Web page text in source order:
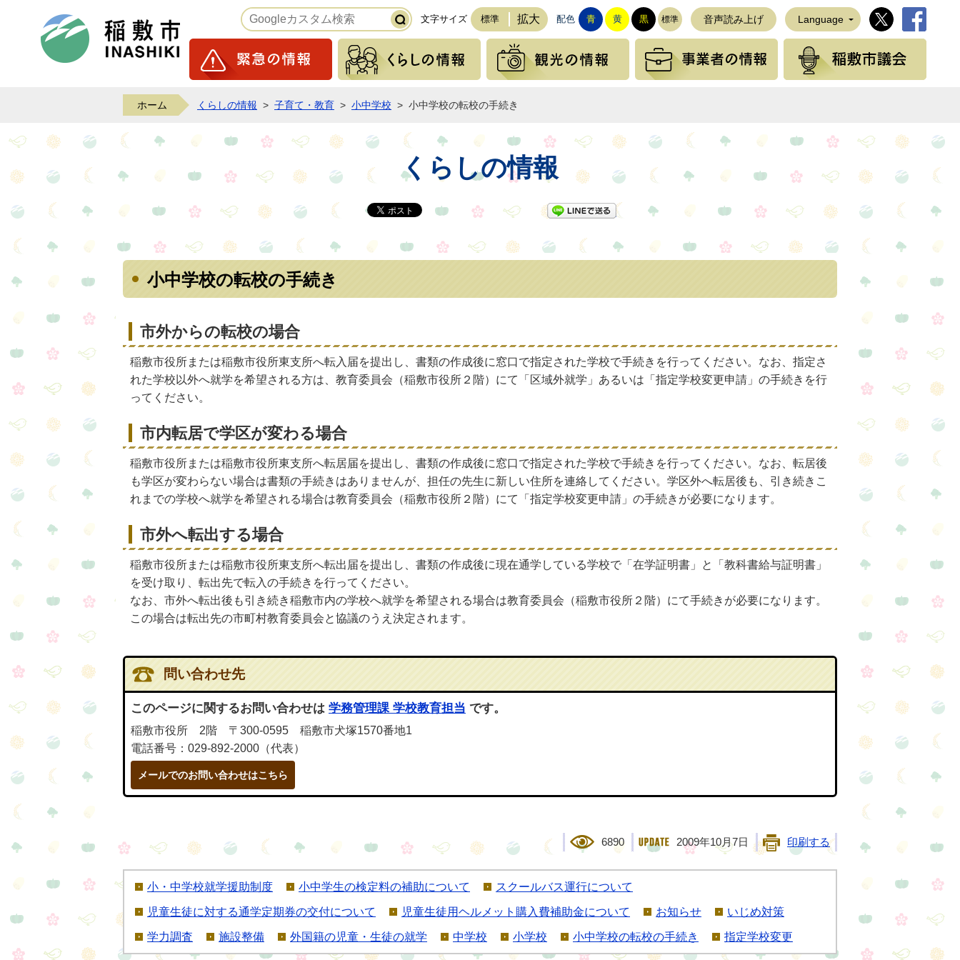
稲敷市ホームページ 文字サイズ 標準 拡大 配色 青 黄 黒 標準 音声読み上げ Language 稲敷市公式
緊急の情報 くらしの情報 観光の情報 事業者の情報
ホーム くらしの情報 > 子育て・教育 > 小中学校 > 小中学校の転校の手続き
くらしの情報
LINEで送る
小中学校の転校の手続き
市外からの転校の場合
稲敷市役所または稲敷市役所東支所へ転入届を提出し、書類の作成後に窓口で指定された学校で手続きを行ってください。なお、指定さ
れた学校以外へ就学を希望される方は、教育委員会（稲敷市役所２階）にて「区域外就学」あるいは「指定学校変更申請」の手続きを行
ってください。
市内転居で学区が変わる場合
稲敷市役所または稲敷市役所東支所へ転居届を提出し、書類の作成後に窓口で指定された学校で手続きを行ってください。なお、転居後
も学区が変わらない場合は書類の手続きはありませんが、担任の先生に新しい住所を連絡してください。学区外へ転居後も、引き続きこ
れまでの学校へ就学を希望される場合は教育委員会（稲敷市役所２階）にて「指定学校変更申請」の手続きが必要になります。
市外へ転出する場合
稲敷市役所または稲敷市役所東支所へ転出届を提出し、書類の作成後に現在通学している学校で「在学証明書」と「教科書給与証明書」
を受け取り、転出先で転入の手続きを行ってください。
なお、市外へ転出後も引き続き稲敷市内の学校へ就学を希望される場合は教育委員会（稲敷市役所２階）にて手続きが必要になります。
この場合は転出先の市町村教育委員会と協議のうえ決定されます。
問い合わせ先
このページに関するお問い合わせは 学務管理課 学校教育担当 です。
稲敷市役所 2階 〒300-0595 稲敷市犬塚1570番地1
電話番号：029-892-2000（代表）
メールでのお問い合わせはこちら
6890 2009年10月7日 印刷する
小・中学校就学援助制度 小中学生の検定料の補助について スクールバス運行について
児童生徒に対する通学定期券の交付について 児童生徒用ヘルメット購入費補助金について お知らせ いじめ対策
学力調査 施設整備 外国籍の児童・生徒の就学 中学校 小学校 小中学校の転校の手続き 指定学校変更